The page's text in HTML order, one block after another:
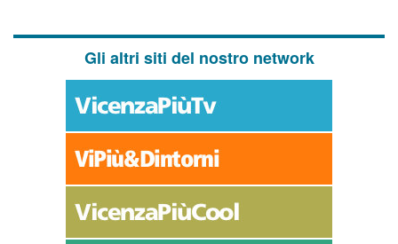
Gli altri siti del nostro network